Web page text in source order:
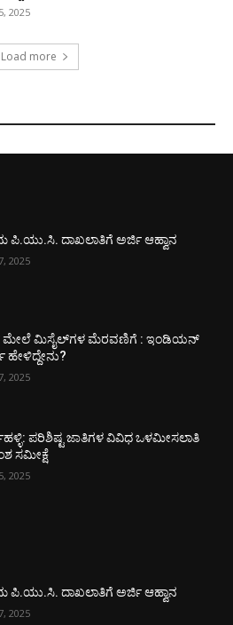
2025
Load more
ಪಿ.ಯು.ಸಿ. ದಾಖಲಾತಿಗೆ ಅರ್ಜಿ ಆಹ್ವಾನ
2025
ಮೇಲೆ ಮಿಸೈಲ್​ಗಳ ಮೆರವಣಿಗೆ : ಇಂಡಿಯನ್
2025
ಪರಿಶಿಷ್ಟ ಜಾತಿಗಳ ವಿವಿಧ ಒಳಮೀಸಲಾತಿ
ಸಮೀಕ್ಷೆ
2025
ಪಿ.ಯು.ಸಿ. ದಾಖಲಾತಿಗೆ ಅರ್ಜಿ ಆಹ್ವಾನ
2025